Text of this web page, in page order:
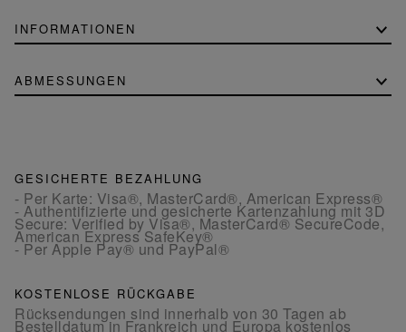
INFORMATIONEN
ABMESSUNGEN
GESICHERTE BEZAHLUNG
- Per Karte: Visa®, MasterCard®, American Express®
- Authentifizierte und gesicherte Kartenzahlung mit 3D
Secure: Verified by Visa®, MasterCard® SecureCode,
American Express SafeKey®
- Per Apple Pay® und PayPal®
KOSTENLOSE RÜCKGABE
Rücksendungen sind innerhalb von 30 Tagen ab
Bestelldatum in Frankreich und Europa kostenlos